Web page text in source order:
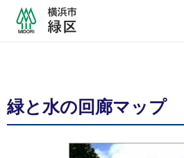
緑と水の回廊マップ